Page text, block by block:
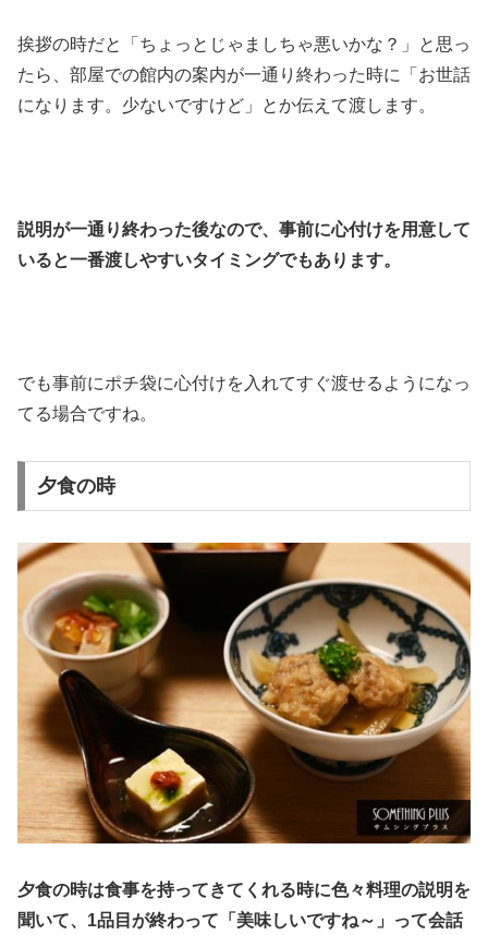
挨拶の時だと「ちょっとじゃましちゃ悪いかな？」と思っ
たら、部屋での館内の案内が一通り終わった時に「お世話
になります。少ないですけど」とか伝えて渡します。
説明が一通り終わった後なので、事前に心付けを用意して
いると一番渡しやすいタイミングでもあります。
でも事前にポチ袋に心付けを入れてすぐ渡せるようになっ
てる場合ですね。
夕食の時
夕食の時は食事を持ってきてくれる時に色々料理の説明を
聞いて、1品目が終わって「美味しいですね～」って会話